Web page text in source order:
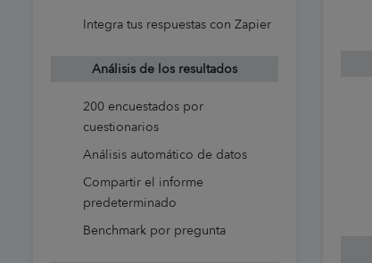
Integra tus respuestas con Zapier
Análisis de los resultados
200 encuestados por
cuestionarios
Análisis automático de datos
Compartir el informe
predeterminado
Benchmark por pregunta